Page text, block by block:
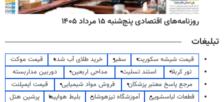
روزنامه‌های اقتصادی پنج‌شنبه ۱۵ مرداد ۱۴۰۵
تبلیغات
قیمت شیشه سکوریت سفیر خرید طلای آب شده
قیمت موکت
تور کربلا
استند تسلیت مداحی اربعین
دوربین مداربسته
مرجع پاسخ معتبر پزشکان
فروش مواد شیمیایی
قیمت ایمپلنت
قطعات لباسشویی
آموزشگاه تیزهوشان بلیط هواپیما
پرشین هتل